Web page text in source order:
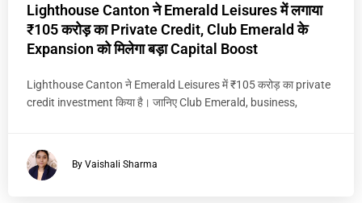
Lighthouse Canton ने Emerald Leisures में लगाया
₹105 करोड़ का Private Credit, Club Emerald के
Expansion को मिलेगा बड़ा Capital Boost
Lighthouse Canton ने Emerald Leisures में ₹105 करोड़ का private
credit investment किया है। जानिए Club Emerald, business,
By Vaishali Sharma